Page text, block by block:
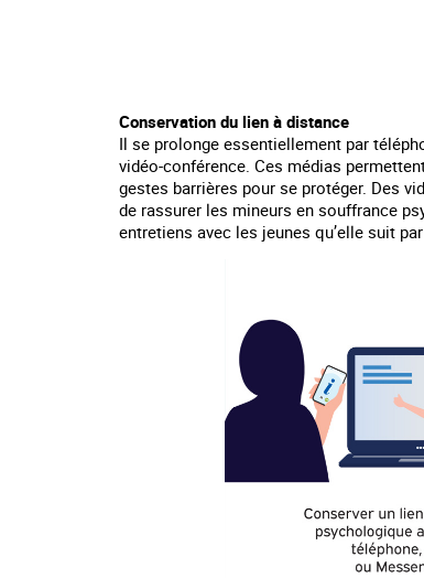
Conservation du lien à distance
Il se prolonge essentiellement par
vidéo-conférence. Ces médias
gestes barrières pour se protéger. Des
de rassurer les mineurs en souffrance
entretiens avec les jeunes qu’elle suit